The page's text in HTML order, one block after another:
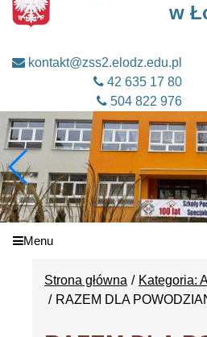
w
kontakt@zss2.elodz.edu.pl
42 635 17 80
504 822 976
Menu
Strona główna
Kategoria:
RAZEM DLA